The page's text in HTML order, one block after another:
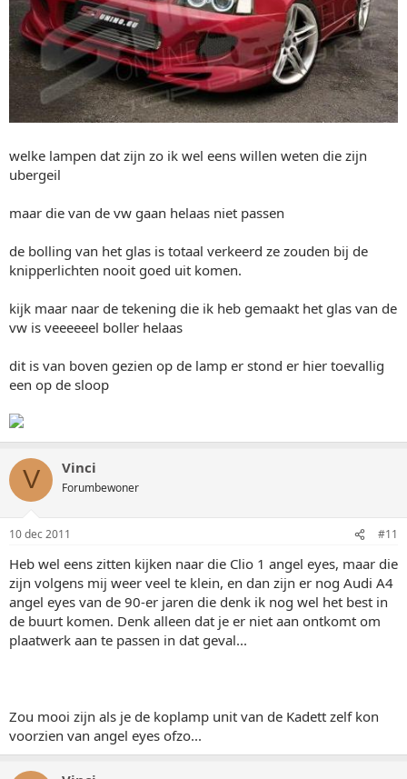
welke lampen dat zijn zo ik wel eens willen weten die zijn
ubergeil
maar die van de vw gaan helaas niet passen
de bolling van het glas is totaal verkeerd ze zouden bij de
knipperlichten nooit goed uit komen.
kijk maar naar de tekening die ik heb gemaakt het glas van de
vw is veeeeeel boller helaas
dit is van boven gezien op de lamp er stond er hier toevallig
een op de sloop
V Vinci
Forumbewoner
10 dec 2011 #11
Heb wel eens zitten kijken naar die Clio 1 angel eyes, maar die
zijn volgens mij weer veel te klein, en dan zijn er nog Audi A4
angel eyes van de 90-er jaren die denk ik nog wel het best in
de buurt komen. Denk alleen dat je er niet aan ontkomt om
plaatwerk aan te passen in dat geval...
Zou mooi zijn als je de koplamp unit van de Kadett zelf kon
voorzien van angel eyes ofzo...